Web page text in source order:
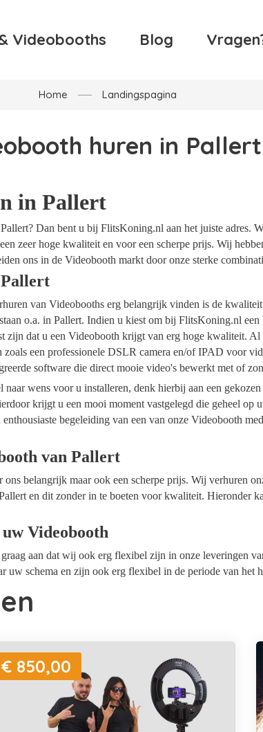
Videobooths Blog
Home Landingspagina
huren in Pallert
in Pallert
Dan bent u bij FlitsKoning.nl aan het juiste adres.
zeer hoge kwaliteit en voor een scherpe prijs. Wij
ons in de Videobooth markt door onze sterke
Pallert
van Videobooths erg belangrijk vinden is de
o.a. in Pallert. Indien u kiest om bij FlitsKoning.nl een
zijn dat u een Videobooth krijgt van erg hoge kwaliteit.
zoals een professionele DSLR camera en/of IPAD voor
software die direct mooie video's bewerkt met of
wens voor u installeren, denk hierbij aan een
krijgt u een mooi moment vastgelegd die geheel op
begeleiding van een van onze Videobooth
van Pallert
belangrijk maar ook een scherpe prijs. Wij verhuren
en dit zonder in te boeten voor kwaliteit. Hieronder
Videobooth
aan dat wij ook erg flexibel zijn in onze leveringen
uw schema en zijn ook erg flexibel in de periode van het
€ 850,00